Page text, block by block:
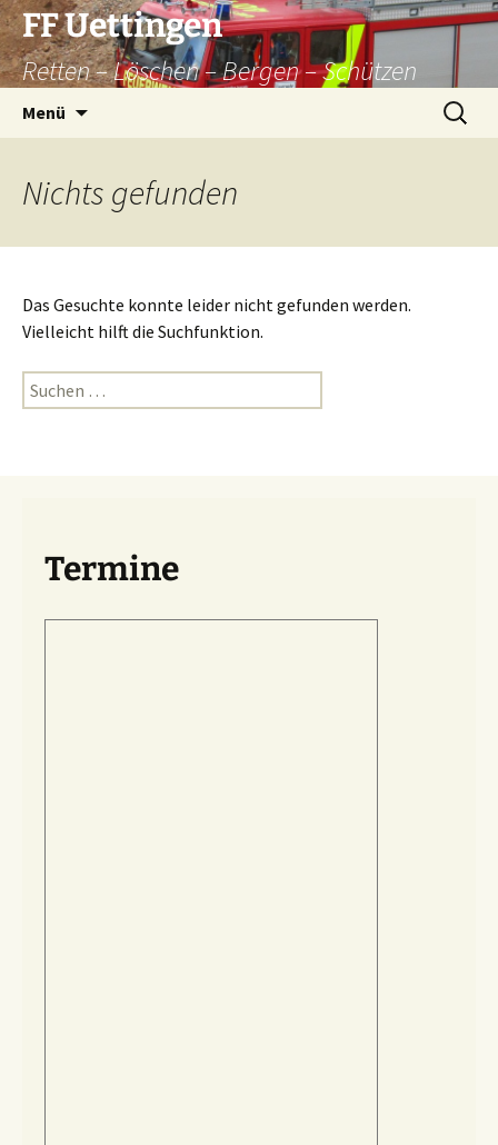
Zum
Inhalt
springen
FF Uettingen
Retten – Löschen – Bergen – Schützen
Menü
Suchen
nach:
Nichts gefunden
Das Gesuchte konnte leider nicht gefunden werden.
Vielleicht hilft die Suchfunktion.
Suchen
nach:
Termine